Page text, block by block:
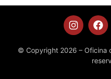
© Copyright 2026 – Oficina